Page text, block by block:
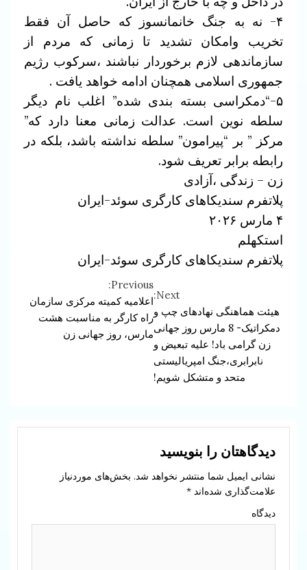
۴- نه به جنگ خانمانسوز که حاصل آن فقط
تخریب وامکان تشدید تا زمانی که مردم از
سازماندهی لازم برخوردار نباشند ،سرکوب رژیم
جمهوری اسلامی همچنان ادامه خواهد یافت .
۵-“دمکراسی بسته بندی شده” اغلب نام دیگر
سلطه نوین است. عدالت زمانی معنا دارد که”
مرکز ” بر “پیرامون” سلطه نداشته باشد، بلکه در
رابطه برابر تعریف شود.
زن – زندگی ،آزادی
پلاتفرم سندیکاهای کارگری سوئد-ایران
۴ مارس ۲۰۲۶
استکهلم
پلاتفرم سندیکاهای کارگری سوئد-ایران
Reading
Previous:
اعلامیه کمیته مرکزی سازمان
راه کارگر به مناسبت هشت
مارس، روز جهانی زن
Next:
هیئت هماهنگی نهادهای چپ و
دمکراتیک- 8 مارس روز جهانی
زن گرامی باد! علیه تبعیض و
نابرابری،جنگ امپریالیستی
متحد و متشکل شویم!
دیدگاهتان را بنویسید
نشانی ایمیل شما منتشر نخواهد شد. بخش‌های موردنیاز
علامت‌گذاری شده‌اند *
دیدگاه